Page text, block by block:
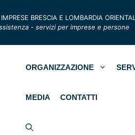
BRESCIA E LOMBARDIA
- servizi per imprese e persone
ORGANIZZAZIONE
MEDIA CONTATTI